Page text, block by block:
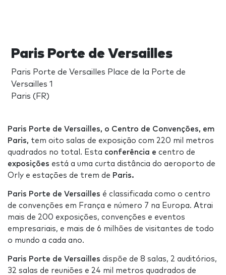
Paris Porte de Versailles
Paris Porte de Versailles Place de la Porte de
Versailles 1
Paris (FR)
Paris Porte de Versailles, o Centro de Convenções, em
Paris, tem oito salas de exposição com 220 mil metros
quadrados no total. Esta conferência e centro de
exposições está a uma curta distância do aeroporto de
Orly e estações de trem de Paris.
Paris Porte de Versailles é classificada como o centro
de convenções em França e número 7 na Europa. Atrai
mais de 200 exposições, convenções e eventos
empresariais, e mais de 6 milhões de visitantes de todo
o mundo a cada ano.
Paris Porte de Versailles dispõe de 8 salas, 2 auditórios,
32 salas de reuniões e 24 mil metros quadrados de